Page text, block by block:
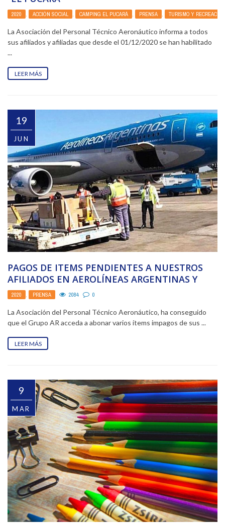
2020 , ACCIÓN SOCIAL , CAMPING EL PUCARÁ , PRENSA , TURISMO Y RECREACIÓN
La Asociación del Personal Técnico Aeronáutico informa a todos
sus afiliados y afiliadas que desde el 01/12/2020 se han habilitado
...
LEER MÁS
19
JUN
PAGOS DE ITEMS PENDIENTES A NUESTROS
AFILIADOS EN AEROLÍNEAS ARGENTINAS Y
AUSTRAL
2020 , PRENSA 2084 0
La Asociación del Personal Técnico Aeronáutico, ha conseguido
que el Grupo AR acceda a abonar varios ítems impagos de sus ...
LEER MÁS
9
MAR